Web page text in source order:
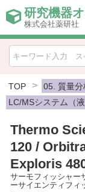
研究機器
株式会社薬研社
TOP
05. 質量分
LC/MSシステム（
Thermo
120 /
Exploris
サーモフィッシャー
ーサイエンティフィ
HOME
比較表作成
お知らせ
機器キャンペ